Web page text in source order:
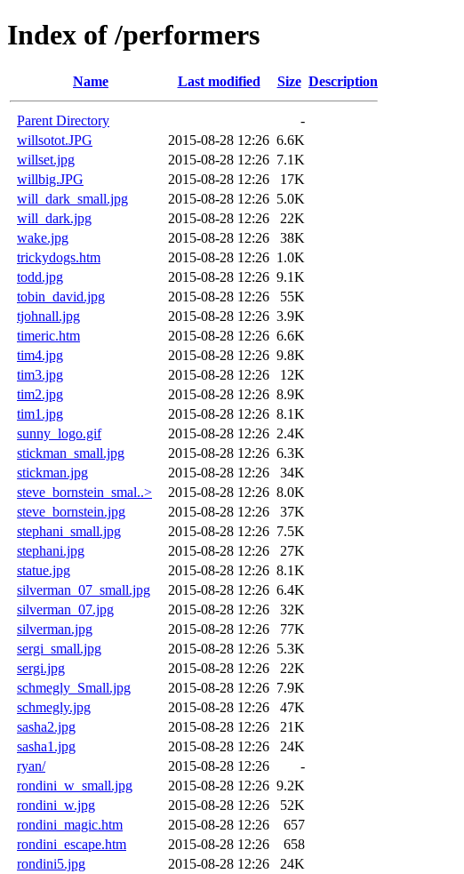
Index of /performers
Name Last modified Size Description
Parent Directory
-
willsotot.JPG
2015-08-28 12:26 6.6K
willset.jpg
2015-08-28 12:26 7.1K
willbig.JPG
2015-08-28 12:26
17K
will_dark_small.jpg
2015-08-28 12:26 5.0K
will_dark.jpg
2015-08-28 12:26
22K
wake.jpg
2015-08-28 12:26
38K
trickydogs.htm
2015-08-28 12:26 1.0K
todd.jpg
2015-08-28 12:26 9.1K
tobin_david.jpg
2015-08-28 12:26
55K
tjohnall.jpg
2015-08-28 12:26 3.9K
timeric.htm
2015-08-28 12:26 6.6K
tim4.jpg
2015-08-28 12:26 9.8K
tim3.jpg
2015-08-28 12:26
12K
tim2.jpg
2015-08-28 12:26 8.9K
tim1.jpg
2015-08-28 12:26 8.1K
sunny_logo.gif
2015-08-28 12:26 2.4K
stickman_small.jpg
2015-08-28 12:26 6.3K
stickman.jpg
2015-08-28 12:26
34K
steve_bornstein_smal..>
2015-08-28 12:26 8.0K
steve_bornstein.jpg
2015-08-28 12:26
37K
stephani_small.jpg
2015-08-28 12:26 7.5K
stephani.jpg
2015-08-28 12:26
27K
statue.jpg
2015-08-28 12:26 8.1K
silverman_07_small.jpg
2015-08-28 12:26 6.4K
silverman_07.jpg
2015-08-28 12:26
32K
silverman.jpg
2015-08-28 12:26
77K
sergi_small.jpg
2015-08-28 12:26 5.3K
sergi.jpg
2015-08-28 12:26
22K
schmegly_Small.jpg
2015-08-28 12:26 7.9K
schmegly.jpg
2015-08-28 12:26
47K
sasha2.jpg
2015-08-28 12:26
21K
sasha1.jpg
2015-08-28 12:26
24K
ryan/
2015-08-28 12:26
-
rondini_w_small.jpg
2015-08-28 12:26 9.2K
rondini_w.jpg
2015-08-28 12:26
52K
rondini_magic.htm
2015-08-28 12:26
657
rondini_escape.htm
2015-08-28 12:26
658
rondini5.jpg
2015-08-28 12:26
24K